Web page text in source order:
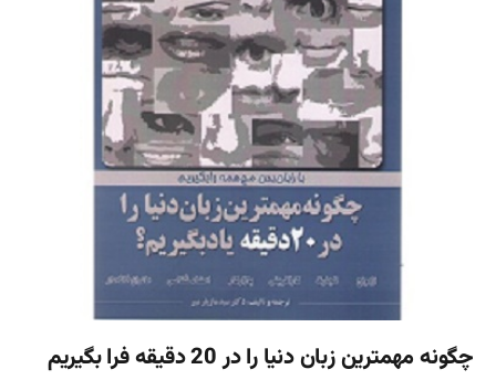
چگونه مهمترین زبان دنیا را در 20 دقیقه فرا بگیریم